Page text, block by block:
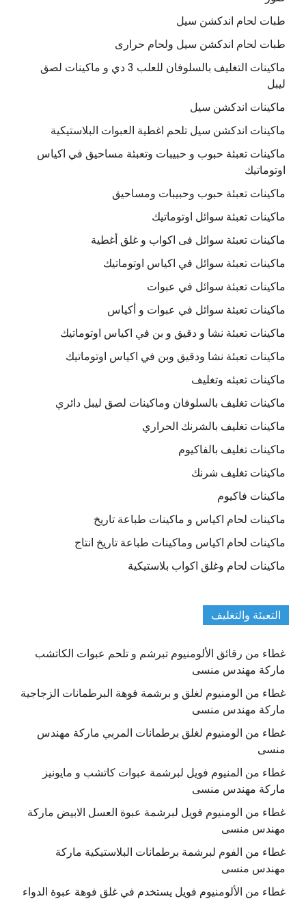
طبات لحام اندكشن سيل
طبات لحام اندكشن سيل ولحام حرارى
ماكينات التغليف بالسلوفان للعلب 3 دي و ماكينات لصق
ليبل
ماكينات اندكشن سيل
ماكينات اندكشن سيل تلحم اغطية العبوات البلاستيكية
ماكينات تعبئة حبوب و حبيبات وتعبئة مساحيق في اكياس
اوتوماتيك
ماكينات تعبئة حبوب وحبيبات ومساحيق
ماكينات تعبئة سوائل اوتوماتيك
ماكينات تعبئة سوائل فى اكواب و غلق أغطية
ماكينات تعبئة سوائل في اكياس اوتوماتيك
ماكينات تعبئة سوائل في عبوات
ماكينات تعبئة سوائل في عبوات و أكياس
ماكينات تعبئة نشا و دقيق و بن في اكياس اوتوماتيك
ماكينات تعبئة نشا ودقيق وبن في اكياس اوتوماتيك
ماكينات تعبئه وتغليف
ماكينات تغليف بالسلوفان وماكينات لصق ليبل دائري
ماكينات تغليف بالشرنك الحراري
ماكينات تغليف بالفاكيوم
ماكينات تغليف شرنك
ماكينات فاكيوم
ماكينات لحام اكياس و ماكينات طباعة تاريخ
ماكينات لحام اكياس وماكينات طباعة تاريخ انتاج
ماكينات لحام وغلق اكواب بلاستيكية
التعبئة والتغليف
غطاء من رقائق الألومنيوم تبرشم و تلحم عبوات الكاتشب
ماركة مهندس منسى
غطاء من الومنيوم لغلق و برشمة فوهة البرطمانات الزجاجية
ماركة مهندس منسى
غطاء من الومنيوم لغلق برطمانات المربي ماركة مهندس
منسى
غطاء من المنيوم فويل لبرشمة عبوات كاتشب و مايونيز
ماركة مهندس منسى
غطاء من الومنيوم فويل لبرشمة عبوة العسل الابيض ماركة
مهندس منسى
غطاء من الفوم لبرشمة برطمانات البلاستيكية ماركة
مهندس منسى
غطاء من الألومنيوم فويل يستخدم في غلق فوهة عبوة الدواء